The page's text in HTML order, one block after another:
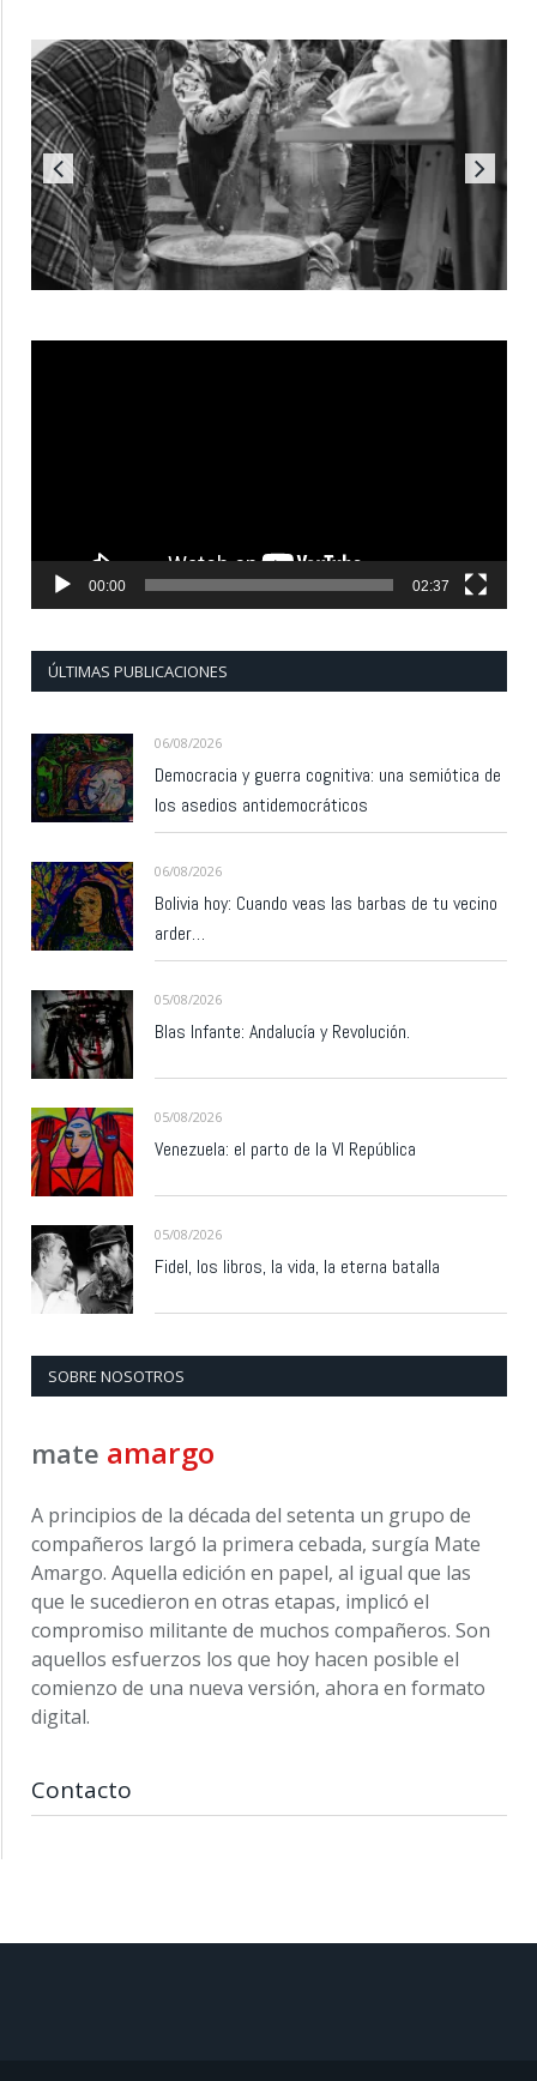
00:00 02:37
ÚLTIMAS PUBLICACIONES
06/08/2026
Democracia y guerra cognitiva: una semiótica de
los asedios antidemocráticos
06/08/2026
Bolivia hoy: Cuando veas las barbas de tu vecino
arder…
05/08/2026
Blas Infante: Andalucía y Revolución.
05/08/2026
Venezuela: el parto de la VI República
05/08/2026
Fidel, los libros, la vida, la eterna batalla
SOBRE NOSOTROS
mate amargo
A principios de la década del setenta un grupo de
compañeros largó la primera cebada, surgía Mate
Amargo. Aquella edición en papel, al igual que las
que le sucedieron en otras etapas, implicó el
compromiso militante de muchos compañeros. Son
aquellos esfuerzos los que hoy hacen posible el
comienzo de una nueva versión, ahora en formato
digital.
Contacto